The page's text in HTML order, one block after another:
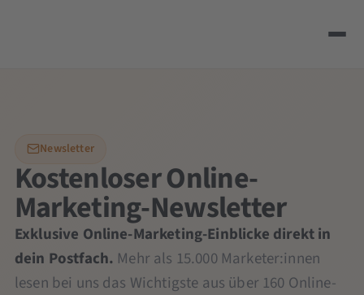
Newsletter
Kostenloser Online-
Marketing-Newsletter
Exklusive Online-Marketing-Einblicke direkt in
dein Postfach. Mehr als 15.000 Marketer:innen
lesen bei uns das Wichtigste aus über 160 Online-